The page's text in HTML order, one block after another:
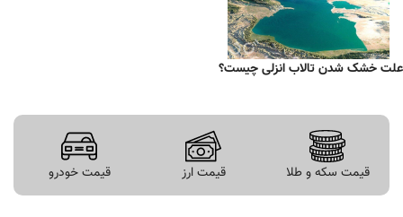
علت خشک شدن تالاب انزلی چیست؟
قیمت سکه و طلا قیمت ارز قیمت خودرو